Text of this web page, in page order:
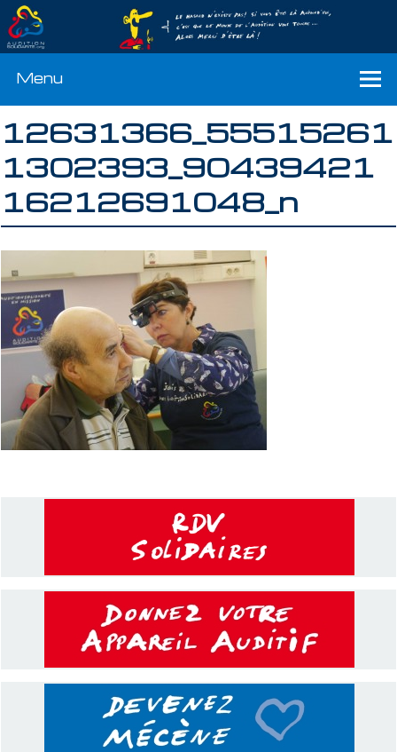
Menu
12631366_55515261
1302393_90439421
16212691048_n